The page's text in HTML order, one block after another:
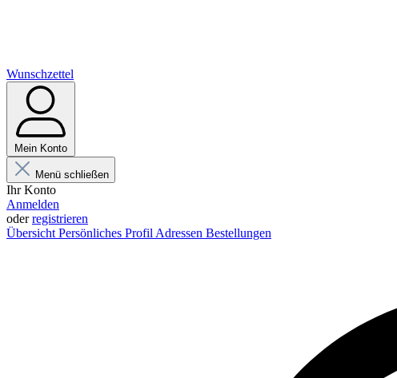
Wunschzettel
Mein Konto
Menü schließen
Ihr Konto
Anmelden
oderregistrieren
Übersicht Persönliches Profil Adressen Bestellungen